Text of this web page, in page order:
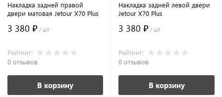
Накладка задней правой
двери матовая Jetour X70 Plus
3 380 ₽ / шт
Рейтинг:
0 отзывов
В корзину
Накладка задней левой двери
Jetour X70 Plus
3 380 ₽ / шт
Рейтинг:
0 отзывов
В корзину